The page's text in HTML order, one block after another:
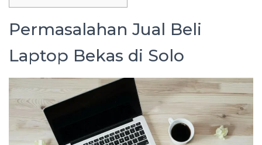
Permasalahan Jual Beli
Laptop Bekas di Solo